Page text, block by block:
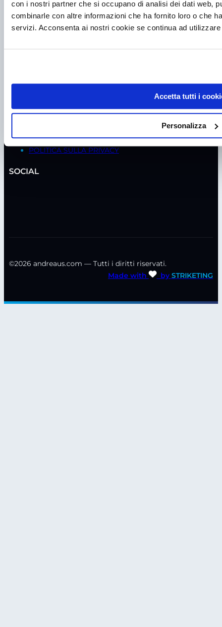
con i nostri partner che si occupano di analisi dei dati web,
combinarle con altre informazioni che ha fornito loro o che
servizi. Acconsenta ai nostri cookie se continua ad
Accetta tutti i
Personalizza
ASSISTENZA
MANUTENZIONE CAPPE BIOLOGICHE
MANUTENZIONE FRIGORIFERI
SANIFICAZIONE
VERIFICA INCUBATORI CO2
POLITICA SULLA PRIVACY
SOCIAL
©2026 andreaus.com — Tutti i diritti riservati.
Made with
by STRIKETING